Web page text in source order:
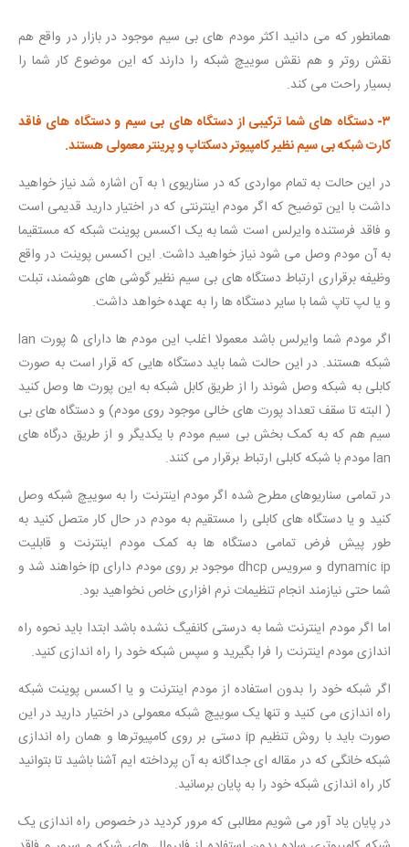
همانطور که می دانید اکثر مودم های بی سیم موجود در بازار در واقع هم
نقش روتر و هم نقش سوییچ شبکه را دارند که این موضوع کار شما را
بسیار راحت می کند.
۳- دستگاه های شما ترکیبی از دستگاه های بی سیم و دستگاه های فاقد
کارت شبکه بی سیم نظیر کامپیوتر دسکتاپ و پرینتر معمولی هستند.
در این حالت به تمام مواردی که در سناریوی ۱ به آن اشاره شد نیاز خواهید
داشت با این توضیح که اگر مودم اینترنتی که در اختیار دارید قدیمی است
و فاقد فرستنده وایرلس است شما به یک اکسس پوینت شبکه که مستقیما
به آن مودم وصل می شود نیاز خواهید داشت. این اکسس پوینت در واقع
وظیفه برقراری ارتباط دستگاه های بی سیم نظیر گوشی های هوشمند، تبلت
و یا لپ تاپ شما با سایر دستگاه ها را به عهده خواهد داشت.
اگر مودم شما وایرلس باشد معمولا اغلب این مودم ها دارای ۵ پورت lan
شبکه هستند. در این حالت شما باید دستگاه هایی که قرار است به صورت
کابلی به شبکه وصل شوند را از طریق کابل شبکه به این پورت ها وصل کنید
( البته تا سقف تعداد پورت های خالی موجود روی مودم) و دستگاه های بی
سیم هم که به کمک بخش بی سیم مودم با یکدیگر و از طریق درگاه های
lan مودم با شبکه کابلی ارتباط برقرار می کنند.
در تمامی سناریوهای مطرح شده اگر مودم اینترنت را به سوییچ شبکه وصل
کنید و یا دستگاه های کابلی را مستقیم به مودم در حال کار متصل کنید به
طور پیش فرض تمامی دستگاه ها به کمک مودم اینترنت و قابلیت
dynamic ip و سرویس dhcp موجود بر روی مودم دارای ip خواهند شد و
شما حتی نیازمند انجام تنظیمات نرم افزاری خاص نخواهید بود.
اما اگر مودم اینترنت شما به درستی کانفیگ نشده باشد ابتدا باید نحوه راه
اندازی مودم اینترنت را فرا بگیرید و سپس شبکه خود را راه اندازی کنید.
اگر شبکه خود را بدون استفاده از مودم اینترنت و یا اکسس پوینت شبکه
راه اندازی می کنید و تنها یک سوییچ شبکه معمولی در اختیار دارید در این
صورت باید با روش تنظیم ip دستی بر روی کامپیوترها و همان راه اندازی
شبکه خانگی که در مقاله ای جداگانه به آن پرداخته ایم آشنا باشید تا بتوانید
کار راه اندازی شبکه خود را به پایان برسانید.
در پایان یاد آور می شویم مطالبی که مرور کردید در خصوص راه اندازی یک